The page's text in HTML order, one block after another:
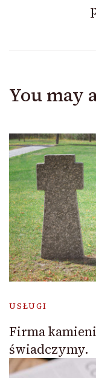
You may
USŁUGI
Firma
świadczymy.